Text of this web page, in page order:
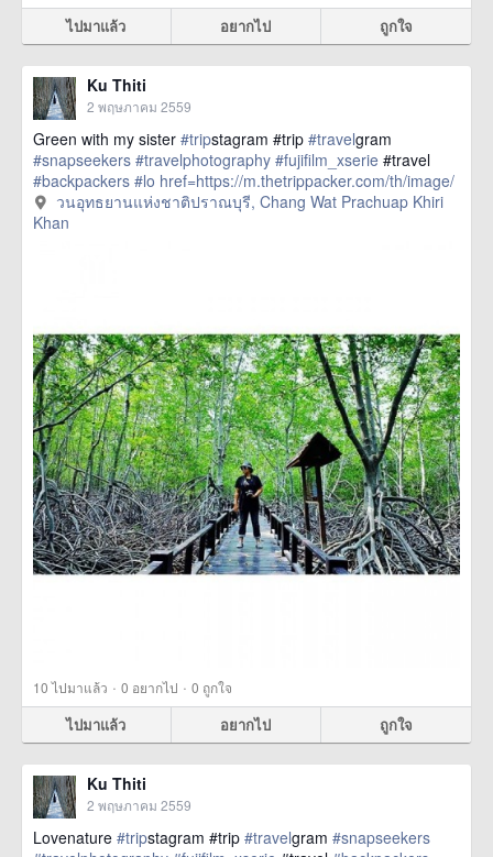
ไปมาแล้ว อยากไป ถูกใจ
Ku Thiti
2 พฤษภาคม 2559
Green with my sister #tripstagram #trip #travelgram
#snapseekers #travelphotography #fujifilm_xserie #travel
#backpackers #lo href=https://m.thetrippacker.com/th/image/
วนอุทธยานแห่งชาติปราณบุรี/193884> more
วนอุทธยานแห่งชาติปราณบุรี, Chang Wat Prachuap Khiri
Khan
10ไปมาแล้ว · 0 อยากไป · 0 ถูกใจ
ไปมาแล้ว อยากไป ถูกใจ
Ku Thiti
2 พฤษภาคม 2559
Lovenature #tripstagram #trip #travelgram #snapseekers